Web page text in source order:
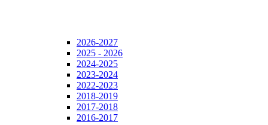
2026-2027
2025 - 2026
2024-2025
2023-2024
2022-2023
2018-2019
2017-2018
2016-2017